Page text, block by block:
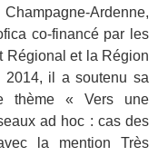
Ardenne,
co-financé par les
Régional et la Région
2014, il a soutenu sa
thème « Vers une
ad hoc : cas des
la mention Très